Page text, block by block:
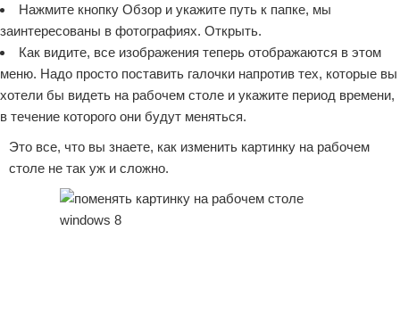
Нажмите кнопку Обзор и укажите путь к папке, мы
заинтересованы в фотографиях. Открыть.
Как видите, все изображения теперь отображаются в этом
меню. Надо просто поставить галочки напротив тех, которые вы
хотели бы видеть на рабочем столе и укажите период времени,
в течение которого они будут меняться.
Это все, что вы знаете, как изменить картинку на рабочем
столе не так уж и сложно.